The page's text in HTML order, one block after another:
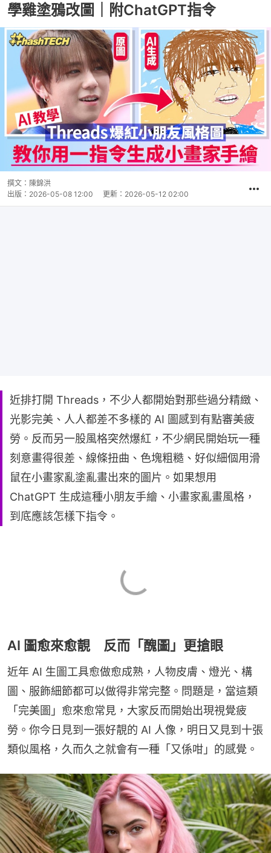
學雞塗鴉改圖｜附ChatGPT指令
撰文： 陳錦洪
出版： 2026-05-08 12:00 更新： 2026-05-12 02:00
近排打開 Threads，不少人都開始對那些過分精緻、
光影完美、人人都差不多樣的 AI 圖感到有點審美疲
勞。反而另一股風格突然爆紅，不少網民開始玩一種
刻意畫得很差、線條扭曲、色塊粗糙、好似細個用滑
鼠在小畫家亂塗亂畫出來的圖片。如果想用
ChatGPT 生成這種小朋友手繪、小畫家亂畫風格，
到底應該怎樣下指令。
AI 圖愈來愈靚 反而「醜圖」更搶眼
近年 AI 生圖工具愈做愈成熟，人物皮膚、燈光、構
圖、服飾細節都可以做得非常完整。問題是，當這類
「完美圖」愈來愈常見，大家反而開始出現視覺疲
勞。你今日見到一張好靚的 AI 人像，明日又見到十張
類似風格，久而久之就會有一種「又係咁」的感覺。